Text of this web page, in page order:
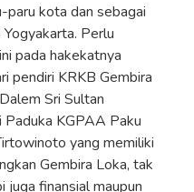
kota dan sebagai
Perlu
pada hakekatnya
pendiri KRKB Gembira
Sri Sultan
KGPAA Paku
yang memiliki
Gembira Loka, tak
juga finansial maupun